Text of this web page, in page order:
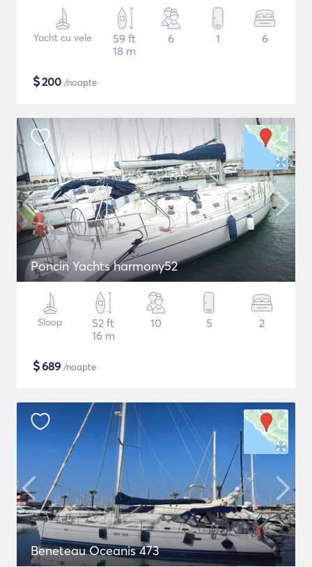
Yacht cu vele
59 ft
18 m
6 1 6
$200 /noapte
Poncin Yachts harmony52
Sloop
52 ft
16 m
10 5 2
$689 /noapte
Beneteau Oceanis 473